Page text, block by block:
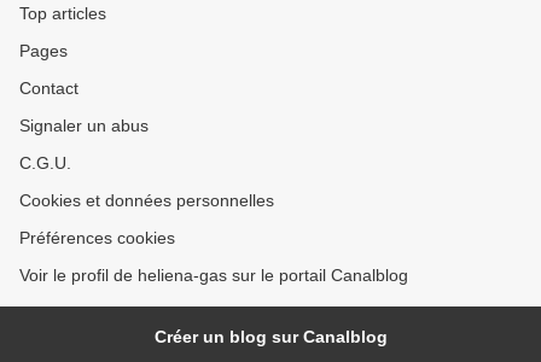
Top articles
Pages
Contact
Signaler un abus
C.G.U.
Cookies et données personnelles
Préférences cookies
Voir le profil de heliena-gas sur le portail Canalblog
Créer un blog sur Canalblog